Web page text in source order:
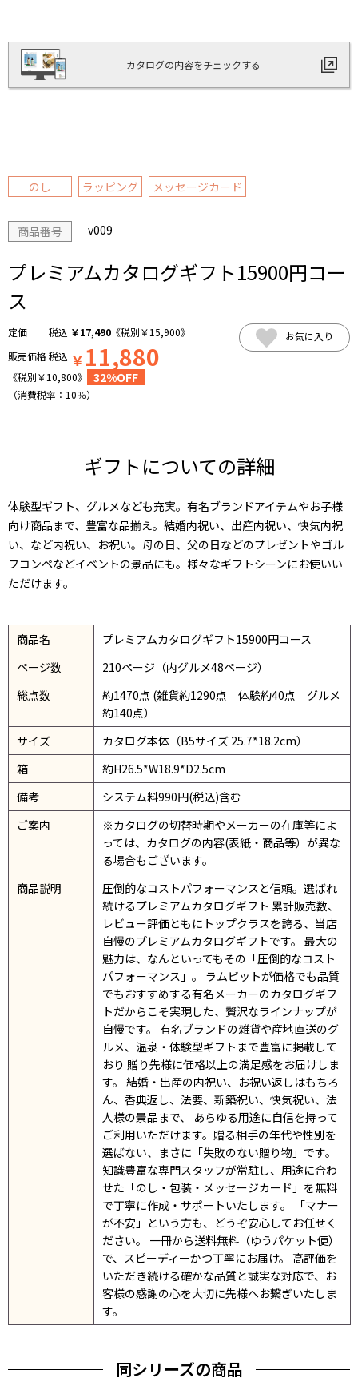
カタログの内容をチェックする
のし ラッピング メッセージカード
商品番号 v009
プレミアムカタログギフト15900円コー
ス
税込 ￥17,490 《税別￥15,900》
販売価格税込 ￥11,880
《税別￥10,800》 32%OFF
（消費税率： 10％）
お気に入り
ギフトについての詳細
体験型ギフト、グルメなども充実。有名ブランドアイテムやお子様
向け商品まで、豊富な品揃え。結婚内祝い、出産内祝い、快気内祝
い、など内祝い、お祝い。母の日、父の日などのプレゼントやゴル
フコンペなどイベントの景品にも。様々なギフトシーンにお使いい
ただけます。
商品名
プレミアムカタログギフト15900円コース
ページ数
210ページ（内グルメ48ページ）
総点数
約1470点 (雑貨約1290点 体験約40点 グルメ
約140点）
サイズ
カタログ本体（B5サイズ 25.7*18.2cm）
箱
約H26.5*W18.9*D2.5cm
備考
システム料990円(税込)含む
ご案内
※カタログの切替時期やメーカーの在庫等によ
っては、カタログの内容(表紙・商品等）が異な
る場合もございます。
商品説明
圧倒的なコストパフォーマンスと信頼。選ばれ
続けるプレミアムカタログギフト 累計販売数、
レビュー評価ともにトップクラスを誇る、当店
自慢のプレミアムカタログギフトです。 最大の
魅力は、なんといってもその「圧倒的なコスト
パフォーマンス」。 ラムビットが価格でも品質
でもおすすめする有名メーカーのカタログギフ
トだからこそ実現した、贅沢なラインナップが
自慢です。 有名ブランドの雑貨や産地直送のグ
ルメ、温泉・体験型ギフトまで豊富に掲載して
おり 贈り先様に価格以上の満足感をお届けしま
す。 結婚・出産の内祝い、お祝い返しはもちろ
ん、香典返し、法要、新築祝い、快気祝い、法
人様の景品まで、 あらゆる用途に自信を持って
ご利用いただけます。贈る相手の年代や性別を
選ばない、まさに「失敗のない贈り物」です。
知識豊富な専門スタッフが常駐し、用途に合わ
せた「のし・包装・メッセージカード」を無料
で丁寧に作成・サポートいたします。 「マナー
が不安」という方も、どうぞ安心してお任せく
ださい。 一冊から送料無料（ゆうパケット便）
で、スピーディーかつ丁寧にお届け。 高評価を
いただき続ける確かな品質と誠実な対応で、お
客様の感謝の心を大切に先様へお繋ぎいたしま
す。
同シリーズの商品